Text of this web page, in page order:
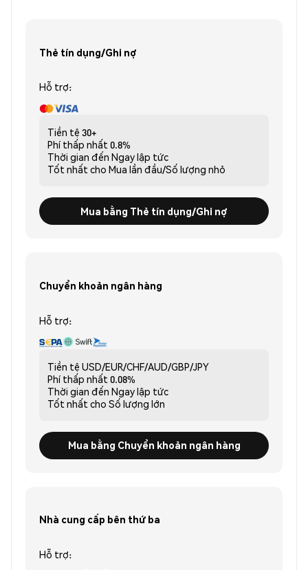
Thẻ tín dụng/Ghi nợ
Hỗ trợ:
Tiền tệ 30+
Phí thấp nhất 0.8%
Thời gian đến Ngay lập tức
Tốt nhất cho Mua lần đầu/Số lượng nhỏ
Mua bằng Thẻ tín dụng/Ghi nợ
Chuyển khoản ngân hàng
Hỗ trợ:
Tiền tệ USD/EUR/CHF/AUD/GBP/JPY
Phí thấp nhất 0.08%
Thời gian đến Ngay lập tức
Tốt nhất cho Số lượng lớn
Mua bằng Chuyển khoản ngân hàng
Nhà cung cấp bên thứ ba
Hỗ trợ: